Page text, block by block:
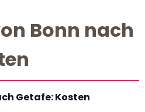
Bonn nach
Getafe: Kosten